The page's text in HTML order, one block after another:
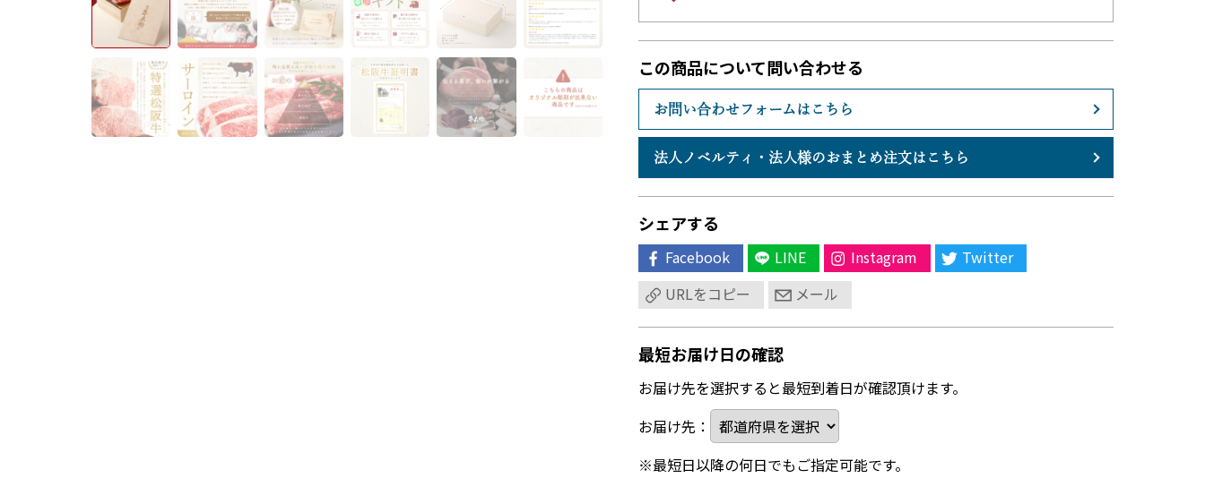
この商品について問い合わせる
お問い合わせフォームはこちら
法人ノベルティ・ 法人様のおまとめ注文はこちら
シェアする
Facebook LINE Instagram
Twitter
URLをコピー
メール
最短お届け日の確認
お届け先を選択すると最短到着日が確認頂けます。
お届け先：
※最短日以降の何日でもご指定可能です。